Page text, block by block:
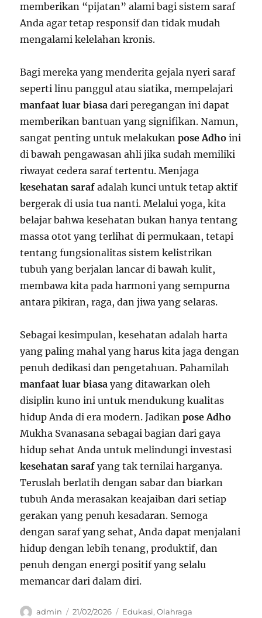
memberikan “pijatan” alami bagi sistem saraf
Anda agar tetap responsif dan tidak mudah
mengalami kelelahan kronis.
Bagi mereka yang menderita gejala nyeri saraf
seperti linu panggul atau siatika, mempelajari
manfaat luar biasa dari peregangan ini dapat
memberikan bantuan yang signifikan. Namun,
sangat penting untuk melakukanpose Adho ini
di bawah pengawasan ahli jika sudah memiliki
riwayat cedera saraf tertentu. Menjaga
kesehatan saraf adalah kunci untuk tetap aktif
bergerak di usia tua nanti. Melalui yoga, kita
belajar bahwa kesehatan bukan hanya tentang
massa otot yang terlihat di permukaan, tetapi
tentang fungsionalitas sistem kelistrikan
tubuh yang berjalan lancar di bawah kulit,
membawa kita pada harmoni yang sempurna
antara pikiran, raga, dan jiwa yang selaras.
Sebagai kesimpulan, kesehatan adalah harta
yang paling mahal yang harus kita jaga dengan
penuh dedikasi dan pengetahuan. Pahamilah
manfaat luar biasa yang ditawarkan oleh
disiplin kuno ini untuk mendukung kualitas
hidup Anda di era modern. Jadikanpose Adho
Mukha Svanasana sebagai bagian dari gaya
hidup sehat Anda untuk melindungi investasi
kesehatan saraf yang tak ternilai harganya.
Teruslah berlatih dengan sabar dan biarkan
tubuh Anda merasakan keajaiban dari setiap
gerakan yang penuh kesadaran. Semoga
dengan saraf yang sehat, Anda dapat menjalani
hidup dengan lebih tenang, produktif, dan
penuh dengan energi positif yang selalu
memancar dari dalam diri.
Author
admin
Posted
21/02/2026 Categories
Edukasi,Olahraga